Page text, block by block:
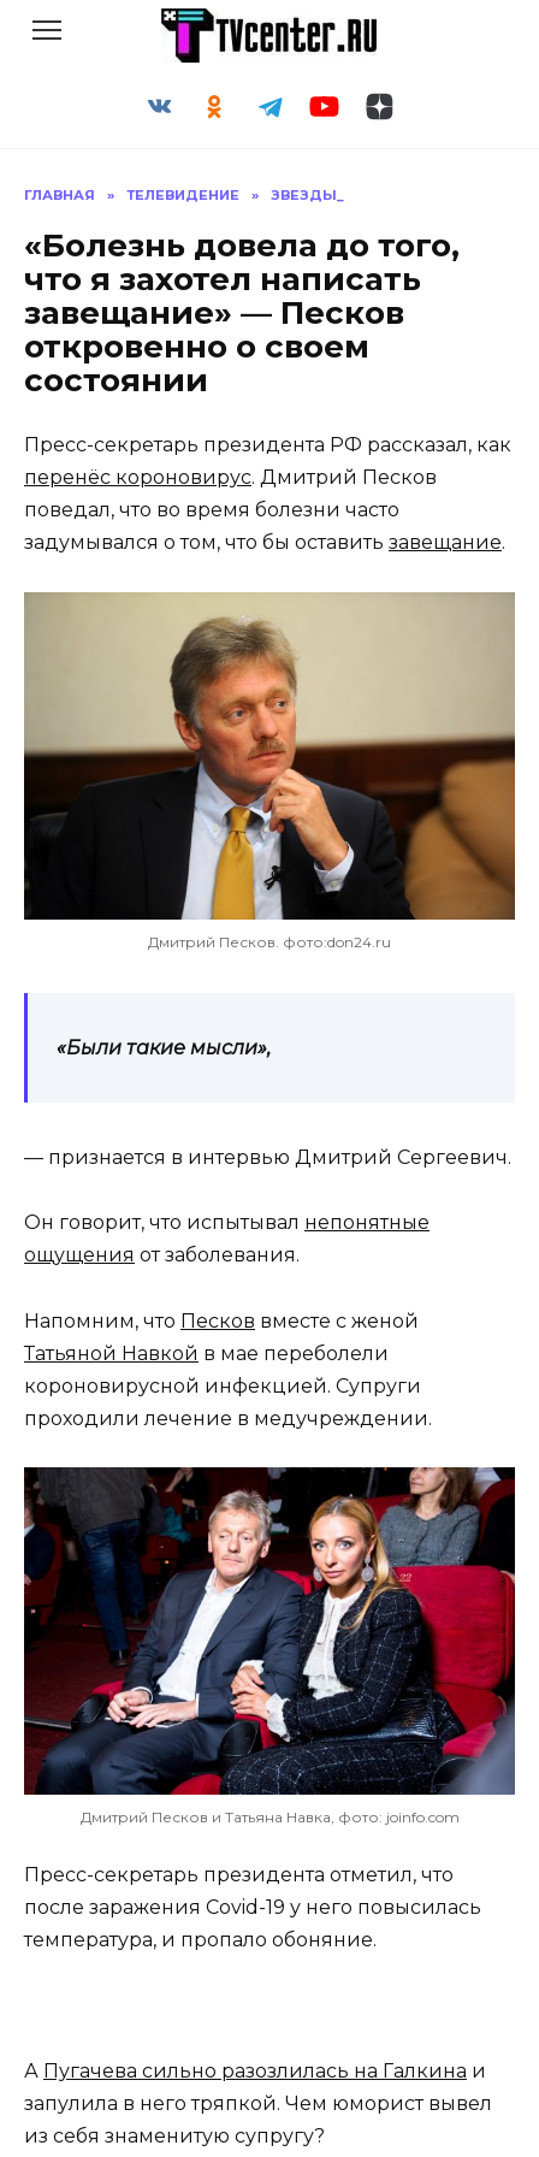
ГЛАВНАЯ » ТЕЛЕВИДЕНИЕ » ЗВЕЗДЫ_
«Болезнь довела до того,
что я захотел написать
завещание» — Песков
откровенно о своем
состоянии
Пресс-секретарь президента РФ рассказал, как
перенёс короновирус. Дмитрий Песков
поведал, что во время болезни часто
задумывался о том, что бы оставить завещание.
Дмитрий Песков. фото:don24.ru
«Были такие мысли»,
— признается в интервью Дмитрий Сергеевич.
Он говорит, что испытывал непонятные
ощущения от заболевания.
Напомним, что Песков вместе с женой
Татьяной Навкой в мае переболели
короновирусной инфекцией. Супруги
проходили лечение в медучреждении.
Дмитрий Песков и Татьяна Навка, фото: joinfo.com
Пресс-секретарь президента отметил, что
после заражения Covid-19 у него повысилась
температура, и пропало обоняние.
А Пугачева сильно разозлилась на Галкина и
запулила в него тряпкой. Чем юморист вывел
из себя знаменитую супругу?